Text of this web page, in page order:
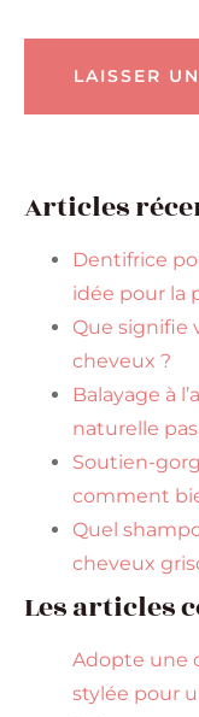
Articles
Dentifrice
idée pour la
Que signifie
cheveux ?
Balayage à
naturelle
Soutien-
comment
Quel
cheveux
Les articles
Adopte une
stylée pour